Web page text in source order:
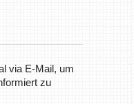
via E-Mail, um
zu